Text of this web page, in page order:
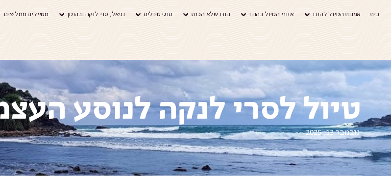
בית אמנות הטיול להודו אזורי הטיול בהודו הודו שלא הכרת סוגי טיולים נפאל, סרי לנקה ובהוטן מטיילים ממליצים
טיול לסרי לנקה לנוסע
נובמבר 13, 2025